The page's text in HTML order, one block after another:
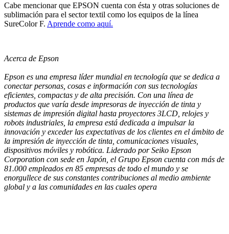
Cabe mencionar que EPSON cuenta con ésta y otras soluciones de
sublimación para el sector textil como los equipos de la línea
SureColor F. Aprende como aquí.
Acerca de Epson
Epson es una empresa líder mundial en tecnología que se dedica a
conectar personas, cosas e información con sus tecnologías
eficientes, compactas y de alta precisión. Con una línea de
productos que varía desde impresoras de inyección de tinta y
sistemas de impresión digital hasta proyectores 3LCD, relojes y
robots industriales, la empresa está dedicada a impulsar la
innovación y exceder las expectativas de los clientes en el ámbito de
la impresión de inyección de tinta, comunicaciones visuales,
dispositivos móviles y robótica. Liderado por Seiko Epson
Corporation con sede en Japón, el Grupo Epson cuenta con más de
81.000 empleados en 85 empresas de todo el mundo y se
enorgullece de sus constantes contribuciones al medio ambiente
global y a las comunidades en las cuales opera